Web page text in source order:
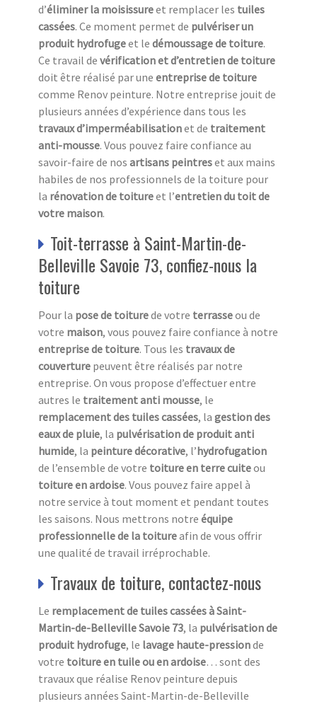
d’éliminer la moisissureet remplacer les tuiles
cassées. Ce moment permet de pulvériser un
produit hydrofugeet le démoussage de toiture.
Ce travail de vérification et d’entretien de toiture
doit être réalisé par une entreprise de toiture
comme Renov peinture. Notre entreprise jouit de
plusieurs années d’expérience dans tous les
travaux d’imperméabilisationet de traitement
anti-mousse. Vous pouvez faire confiance au
savoir-faire de nos artisans peintreset aux mains
habiles de nos professionnels de la toiture pour
la rénovation de toitureet l’entretien du toit de
votre maison.
Toit-terrasse à Saint-Martin-de-
Belleville Savoie 73, confiez-nous la
toiture
Pour la pose de toiturede votre terrasseou de
votre maison, vous pouvez faire confiance à notre
entreprise de toiture. Tous les travaux de
couverture peuvent être réalisés par notre
entreprise. On vous propose d’effectuer entre
autres le traitement anti mousse, le
remplacement des tuiles cassées, la gestion des
eaux de pluie, la pulvérisation de produit anti
humide, la peinture décorative, l’hydrofugation
de l’ensemble de votre toiture en terre cuiteou
toiture en ardoise. Vous pouvez faire appel à
notre service à tout moment et pendant toutes
les saisons. Nous mettrons notre équipe
professionnelle de la toitureafin de vous offrir
une qualité de travail irréprochable.
Travaux de toiture, contactez-nous
Le remplacement de tuiles cassées à Saint-
Martin-de-Belleville Savoie 73, la pulvérisation de
produit hydrofuge, le lavage haute-pressionde
votre toiture en tuile ou en ardoise… sont des
travaux que réalise Renov peinture depuis
plusieurs années Saint-Martin-de-Belleville